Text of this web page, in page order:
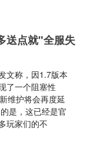
送点就"全服失
文称，因1.7版本
了一个阻塞性
维护将会再度延
是，这已经是官
玩家们的不